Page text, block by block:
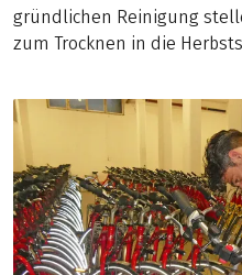
gründlichen Reinigung
zum Trocknen in die